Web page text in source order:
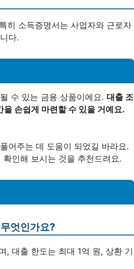
히 소득증명서는 사업자와 근로자
다.
수 있는 금융 상품이에요. 대출 조
손쉽게 마련할 수 있을 거예요.
어주는 데 도움이 되었길 바라요.
인해 보시는 것을 추천드려요.
엇인가요?
, 대출 한도는 최대 1억 원, 상환 기